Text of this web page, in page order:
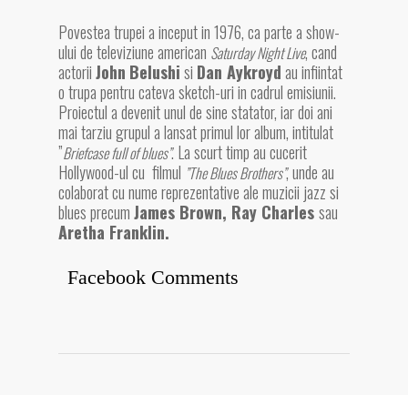
Povestea trupei a inceput in 1976, ca parte a show-
ului de televiziune american Saturday Night Live, cand
actoriiJohn Belushisi Dan Aykroydau infiintat
o trupa pentru cateva sketch-uri in cadrul emisiunii.
Proiectul a devenit unul de sine statator, iar doi ani
mai tarziu grupul a lansat primul lor album, intitulat
”Briefcase full of blues”. La scurt timp au cucerit
Hollywood-ul cu filmul ”The Blues Brothers”, unde au
colaborat cu nume reprezentative ale muzicii jazz si
blues precumJames Brown, Ray Charlessau
Aretha Franklin.
Facebook Comments